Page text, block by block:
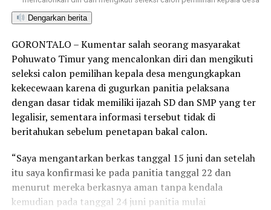
Dengarkan berita
GORONTALO – Kumentar salah seorang masyarakat
Pohuwato Timur yang mencalonkan diri dan mengikuti
seleksi calon pemilihan kepala desa mengungkapkan
kekecewaan karena di gugurkan panitia pelaksana
dengan dasar tidak memiliki ijazah SD dan SMP yang ter
legalisir, sementara informasi tersebut tidak di
beritahukan sebelum penetapan bakal calon.
“Saya mengantarkan berkas tanggal 15 juni dan setelah
itu saya konfirmasi ke pada panitia tanggal 22 dan
menurut mereka berkasnya aman tanpa kendala
kemudian pada tanggal 24 juni panitia mulai